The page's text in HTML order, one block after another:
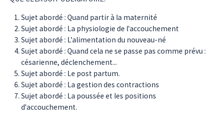
Sujet abordé : Quand partir à la maternité
Sujet abordé : La physiologie de l'accouchement
Sujet abordé : L'alimentation du nouveau-né
Sujet abordé : Quand cela ne se passe pas comme prévu :
césarienne, déclenchement...
Sujet abordé : Le post partum.
Sujet abordé : La gestion des contractions
Sujet abordé : La poussée et les positions
d'accouchement.